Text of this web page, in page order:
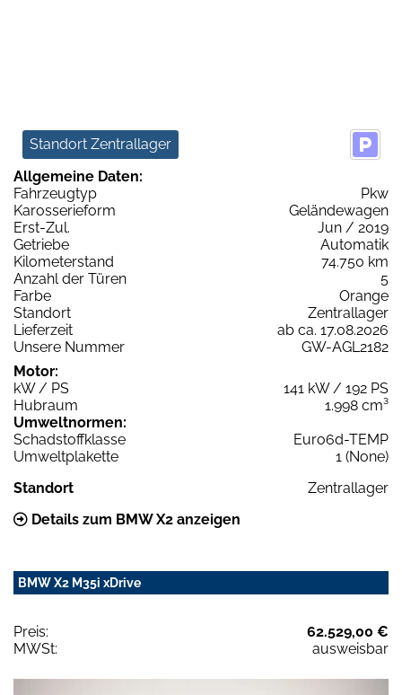
Standort Zentrallager
Allgemeine Daten:
Fahrzeugtyp
Pkw
Karosserieform
Geländewagen
Erst-Zul.
Jun / 2019
Getriebe
Automatik
Kilometerstand
74.750 km
Anzahl der Türen
5
Farbe
Orange
Standort
Zentrallager
Lieferzeit
ab ca. 17.08.2026
Unsere Nummer
GW-AGL2182
Motor:
kW / PS
141 kW / 192 PS
Hubraum
1.998 cm³
Umweltnormen:
Schadstoffklasse
Euro6d-TEMP
Umweltplakette
1 (None)
Standort
Zentrallager
Details zum BMW X2 anzeigen
BMW X2 M35i xDrive
Preis:
62.529,00 €
MWSt:
ausweisbar